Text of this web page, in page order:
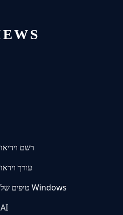
רשם וידיאו
עורך וידאו
טיפים של Windows
AI